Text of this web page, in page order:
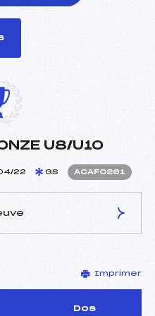
U8/U10
22 GS ACAF0261
–
–
Imprimer
Dos